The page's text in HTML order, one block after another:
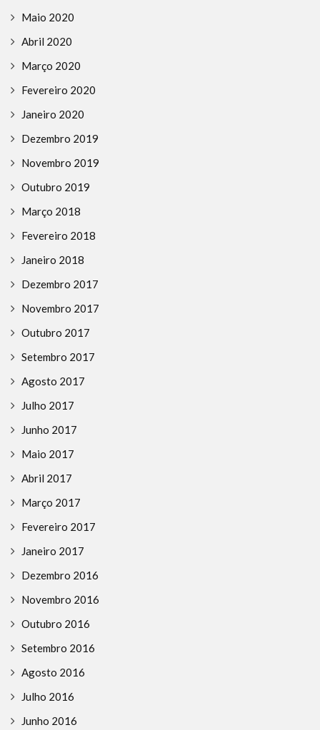
Maio 2020
Abril 2020
Março 2020
Fevereiro 2020
Janeiro 2020
Dezembro 2019
Novembro 2019
Outubro 2019
Março 2018
Fevereiro 2018
Janeiro 2018
Dezembro 2017
Novembro 2017
Outubro 2017
Setembro 2017
Agosto 2017
Julho 2017
Junho 2017
Maio 2017
Abril 2017
Março 2017
Fevereiro 2017
Janeiro 2017
Dezembro 2016
Novembro 2016
Outubro 2016
Setembro 2016
Agosto 2016
Julho 2016
Junho 2016